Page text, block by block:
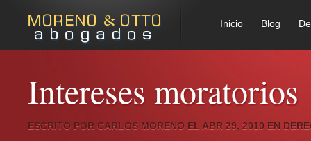
Inicio Blog
Intereses moratorios
ESCRITO POR CARLOS MORENO EL ABR 29, 2010 EN